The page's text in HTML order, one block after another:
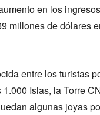
en los
millones de dólares
entre los turistas
Islas, la Torre
algunas joyas